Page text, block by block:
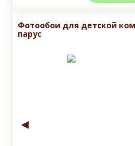
Фотообои для детской
парус
◄